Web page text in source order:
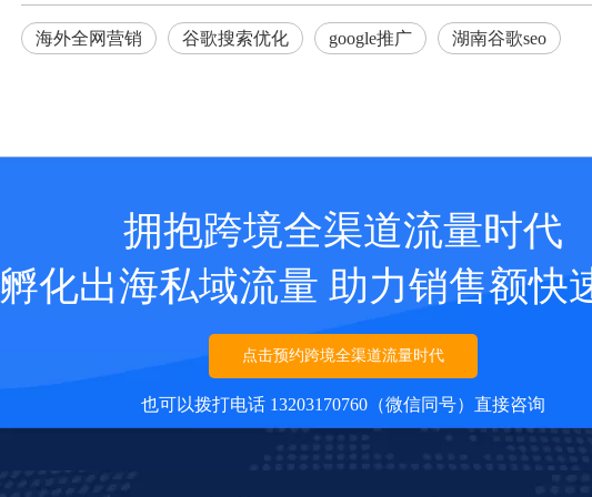
海外全网营销 谷歌搜索优化 google推广 湖南谷歌seo
拥抱跨境全渠道流量时代
孵化出海私域流量 助力销售额快
点击预约跨境全渠道流量时代
也可以拨打电话 13203170760（微信同号）直接咨询